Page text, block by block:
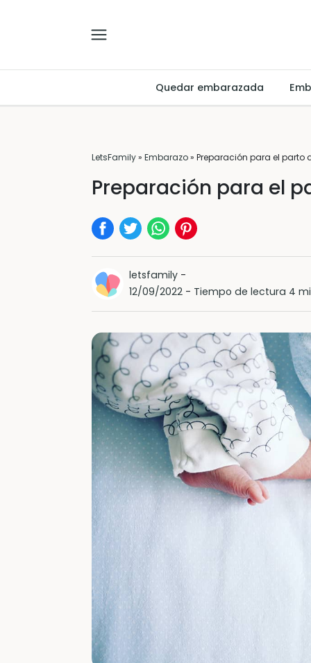
Quedar embarazada
LetsFamily» Embarazo» Preparación para el parto
Preparación para el
letsfamily -
12/09/2022 - Tiempo de lectura 4